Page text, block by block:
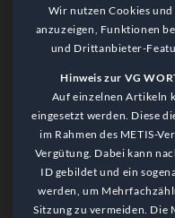
Wir nutzen Cookies
anzuzeigen, Funktionen
und Drittanbieter-
Hinweis zur VG
Auf einzelnen Artikeln
eingesetzt werden. Diese
im Rahmen des METIS-
Vergütung. Dabei kann
ID gebildet und ein
werden, um
Sitzung zu vermeiden. Die